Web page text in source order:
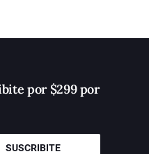
por $299 por
SUSCRIBITE